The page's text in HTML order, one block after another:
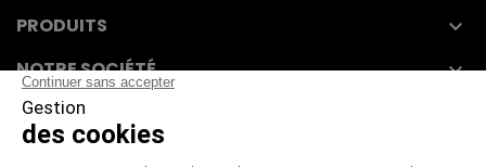
PRODUITS 
NOTRE SOCIÉTÉ 
VOTRE COMPTE